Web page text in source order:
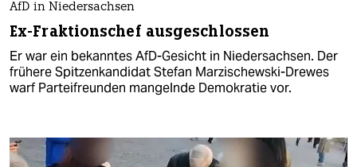
AfD in Niedersachsen
Ex-Fraktionschef ausgeschlossen
Er war ein bekanntes AfD-Gesicht in Niedersachsen. Der
frühere Spitzenkandidat Stefan Marzischewski-Drewes
warf Parteifreunden mangelnde Demokratie vor.